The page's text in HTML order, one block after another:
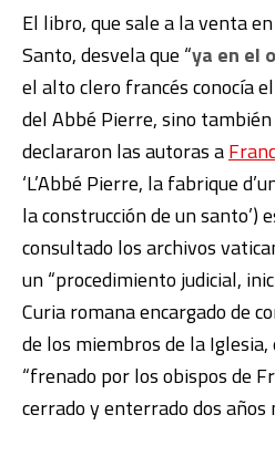
El libro, que sale a la venta
Santo, desvela que “ya en el
el alto clero francés conocía
del Abbé Pierre, sino también
declararon las autoras a
‘L’Abbé Pierre, la fabrique
la construcción de un santo’)
consultado los archivos
un “procedimiento judicial,
Curia romana encargado de
de los miembros de la Iglesia,
“frenado por los obispos de
cerrado y enterrado dos años